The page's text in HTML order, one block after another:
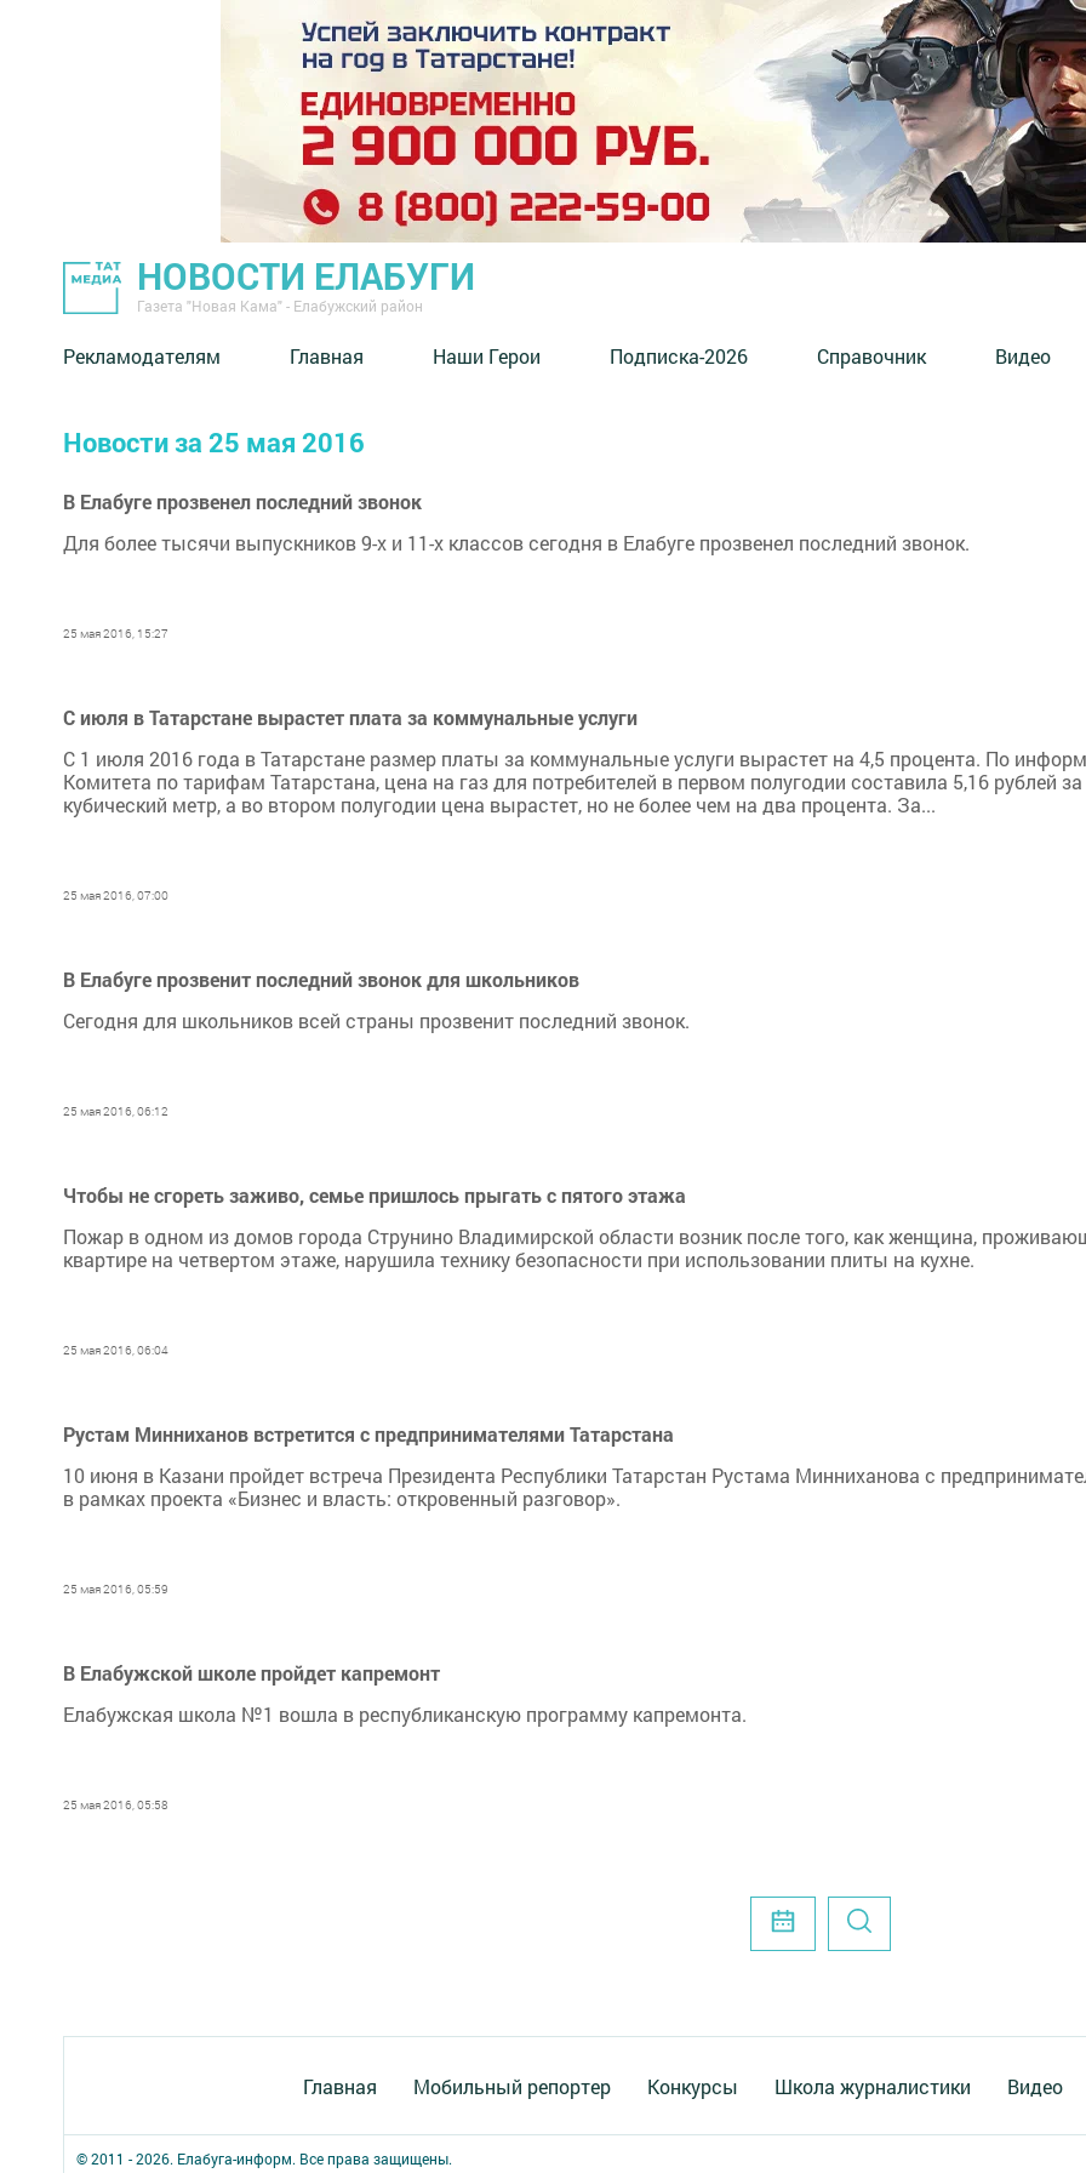
НОВОСТИ ЕЛАБУГИ
Газета "Новая Кама" - Елабужский район
Рекламодателям Главная Наши Герои Подписка-2026 Справочник Видео
Новости за 25 мая 2016
В Елабуге прозвенел последний звонок
Для более тысячи выпускников 9-х и 11-х классов сегодня в Елабуге прозвенел последний звонок.
25 мая 2016, 15:27
С июля в Татарстане вырастет плата за коммунальные услуги
С 1 июля 2016 года в Татарстане размер платы за коммунальные услуги вырастет на 4,5 процента. По
Комитета по тарифам Татарстана, цена на газ для потребителей в первом полугодии составила 5,16 рублей за
кубический метр, а во втором полугодии цена вырастет, но не более чем на два процента. За...
25 мая 2016, 07:00
В Елабуге прозвенит последний звонок для школьников
Сегодня для школьников всей страны прозвенит последний звонок.
25 мая 2016, 06:12
Чтобы не сгореть заживо, семье пришлось прыгать с пятого этажа
Пожар в одном из домов города Струнино Владимирской области возник после того, как женщина,
квартире на четвертом этаже, нарушила технику безопасности при использовании плиты на кухне.
25 мая 2016, 06:04
Рустам Минниханов встретится с предпринимателями Татарстана
10 июня в Казани пройдет встреча Президента Республики Татарстан Рустама Минниханова с
в рамках проекта «Бизнес и власть: откровенный разговор».
25 мая 2016, 05:59
В Елабужской школе пройдет капремонт
Елабужская школа №1 вошла в республиканскую программу капремонта.
25 мая 2016, 05:58
Главная Мобильный репортер Конкурсы Школа журналистики Видео
© 2011 - 2026. Елабуга-информ. Все права защищены.